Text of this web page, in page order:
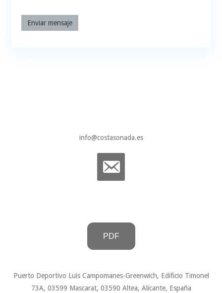
Enviar mensaje
info@costasonada.es
PDF
Puerto Deportivo Luis Campomanes-Greenwich, Edificio Timonel
73A, 03599 Mascarat, 03590 Altea, Alicante, España